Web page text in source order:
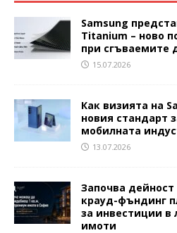
Samsung
Titanium – ново
при сгъваемите
15.07.2026
Как визията на
новия стандарт
мобилната
13.07.2026
Започва
крауд-фъндинг
за инвестиции в
имоти